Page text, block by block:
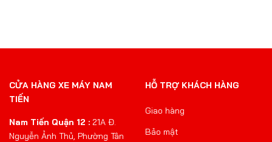
CỬA HÀNG XE MÁY NAM
TIẾN
Nam Tiến Quận 12 : 21A Đ.
Nguyễn Ảnh Thủ, Phường Tân
HỖ TRỢ KHÁCH HÀNG
Giao hàng
Bảo mật